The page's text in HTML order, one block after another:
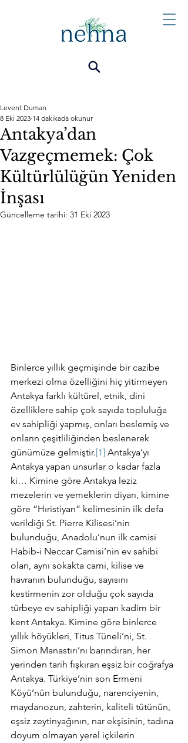
Antakya’dan
Vazgeçmemek: Çok
Kültürlülüğün Yeniden
İnşası
Levent Duman
8 Eki 2023 14 dakikada okunur
Güncelleme tarihi: 31 Eki 2023
Binlerce yıllık geçmişinde bir cazibe
merkezi olma özelliğini hiç yitirmeyen
Antakya farklı kültürel, etnik, dini
özelliklere sahip çok sayıda topluluğa
ev sahipliği yapmış, onları beslemiş ve
onların çeşitliliğinden beslenerek
günümüze gelmiştir.[1] Antakya’yı
Antakya yapan unsurlar o kadar fazla
ki… Kimine göre Antakya leziz
mezelerin ve yemeklerin diyarı, kimine
göre “Hıristiyan” kelimesinin ilk defa
verildiği St. Pierre Kilisesi’nin
bulunduğu, Anadolu’nun ilk camisi
Habib-i Neccar Camisi’nin ev sahibi
olan, aynı sokakta cami, kilise ve
havranın bulunduğu, sayısını
kestirmenin zor olduğu çok sayıda
türbeye ev sahipliği yapan kadim bir
kent Antakya. Kimine göre binlerce
yıllık höyükleri, Titus Tüneli’ni, St.
Simon Manastırı’nı barındıran, her
yerinden tarih fışkıran eşsiz bir coğrafya
Antakya. Türkiye’nin son Ermeni
Köyü’nün bulunduğu, narenciyenin,
maydanozun, zahterin, kaliteli tütünün,
eşsiz zeytinyağının, nar ekşisinin, tadına
doyum olmayan yerel içkilerin